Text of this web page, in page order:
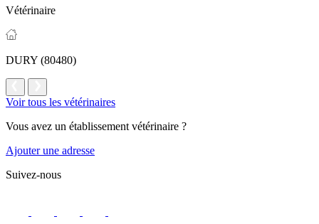
Vétérinaire
DURY (80480)
Voir tous les vétérinaires
Vous avez un établissement vétérinaire ?
Ajouter une adresse
Suivez-nous